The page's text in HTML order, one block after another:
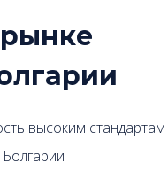
высоким